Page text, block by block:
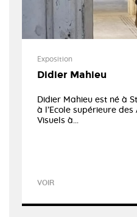
Exposition
Didier Mahieu
Didier Mahieu est né à
à l’Ecole supérieure
Visuels à...
VOIR